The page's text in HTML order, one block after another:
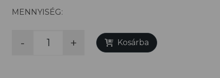
MENNYISÉG:
- + Kosárba